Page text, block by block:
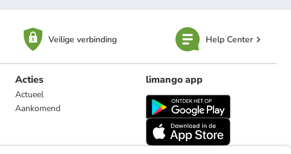
Veilige verbinding Help Center
Acties
Actueel
Aankomend
limango app